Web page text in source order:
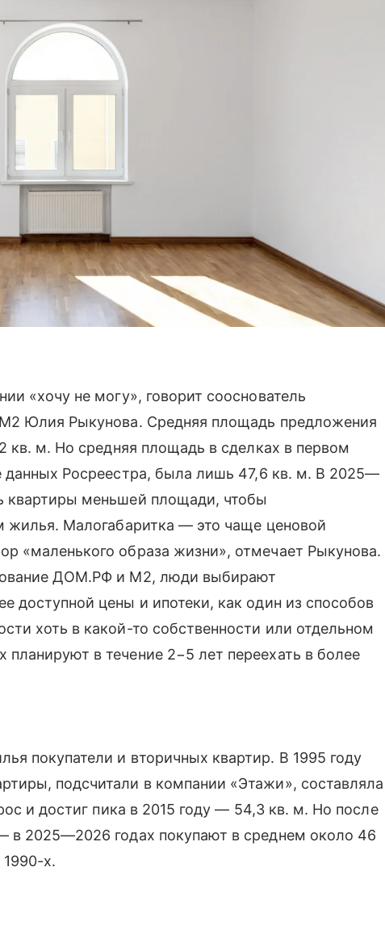
«хочу не могу», говорит сооснователь
Юлия Рыкунова. Средняя площадь предложения
кв. м. Но средняя площадь в сделках в первом
данных Росреестра, была лишь 47,6 кв. м. В 2025—
квартиры меньшей площади, чтобы
жилья. Малогабаритка — это чаще ценовой
«маленького образа жизни», отмечает Рыкунова.
ДОМ.РФ и M2, люди выбирают
доступной цены и ипотеки, как один из способов
хоть в какой-то собственности или отдельном
в течение 2−5 лет переехать в более
покупатели и вторичных квартир. В 1995 году
подсчитали в компании «Этажи», составляла
и достиг пика в 2015 году — 54,3 кв. м. Но после
в 2025—2026 годах покупают в среднем около 46
х.